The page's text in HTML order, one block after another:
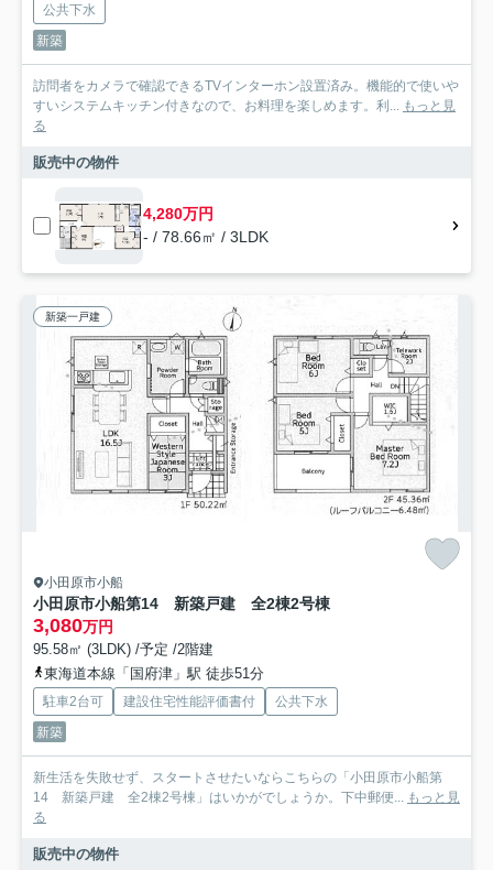
公共下水
新築
訪問者をカメラで確認できるTVインターホン設置済み。機能的で使いや
すいシステムキッチン付きなので、お料理を楽しめます。利... もっと見
る
販売中の物件
4,280万円
- / 78.66㎡ / 3LDK
新築一戸建
小田原市小船
小田原市小船第14 新築戸建 全2棟2号棟
3,080万円
95.58㎡ (3LDK) /予定 /2階建
東海道本線「国府津」駅 徒歩51分
駐車2台可 建設住宅性能評価書付
公共下水
新築
新生活を失敗せず、スタートさせたいならこちらの「小田原市小船第
14 新築戸建 全2棟2号棟」はいかがでしょうか。下中郵便... もっと見
る
販売中の物件